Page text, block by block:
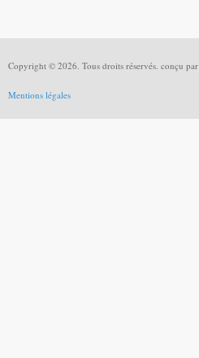
Copyright © 2026. Tous droits réservés. conçu par
Mentions légales